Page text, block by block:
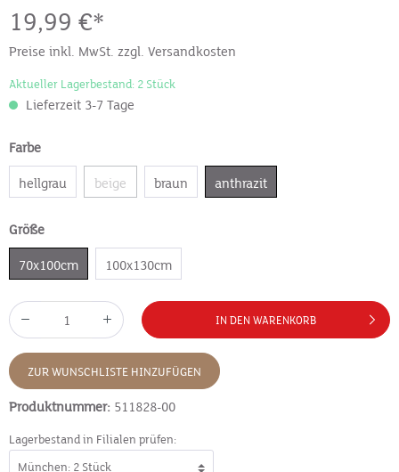
19,99 €*
Preise inkl. MwSt. zzgl. Versandkosten
Aktueller Lagerbestand: 2 Stück
Lieferzeit 3-7 Tage
Farbe
hellgrau beige braun anthrazit
Größe
70x100cm 100x130cm
IN DEN WARENKORB
ZUR WUNSCHLISTE HINZUFÜGEN
Produktnummer: 511828-00
Lagerbestand in Filialen prüfen: